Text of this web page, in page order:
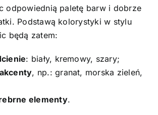
odpowiednią paletę barw i dobrze
Podstawą kolorystyki w stylu
będą zatem:
: biały, kremowy, szary;
, np.: granat, morska zieleń,
elementy.